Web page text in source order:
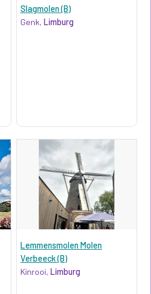
Slagmolen (B)
Genk,Limburg
Lemmensmolen Molen
Verbeeck (B)
Kinrooi,Limburg